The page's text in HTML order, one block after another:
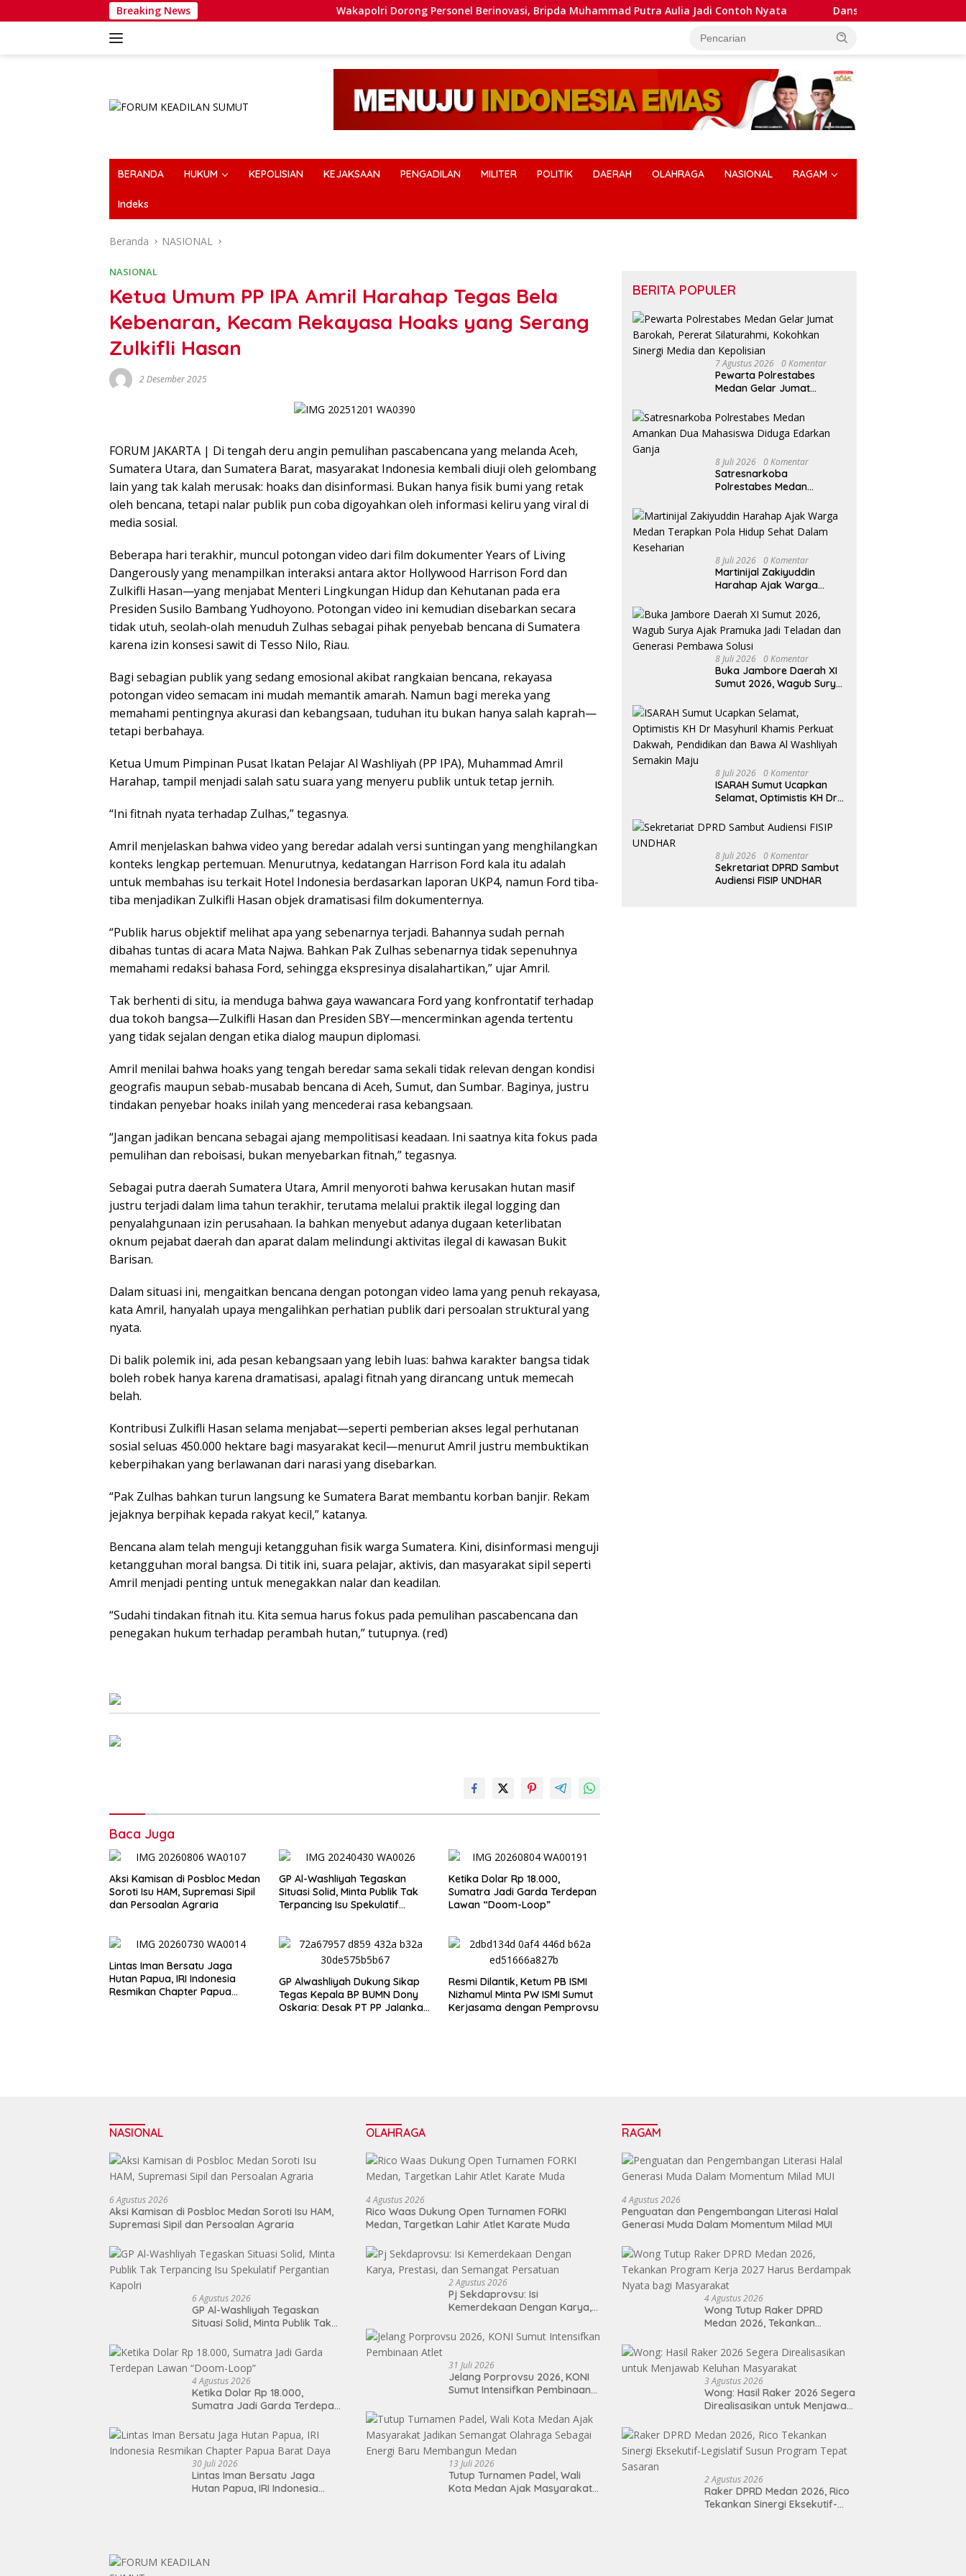
ke
Breaking News Wakapolri Dorong Personel Berinovasi, Bripda Muhammad Putra Aulia Jadi Contoh Nyata Dansatlat Brimob Korbrimob Buka
BERANDA HUKUM KEPOLISIAN KEJAKSAAN PENGADILAN MILITER POLITIK DAERAH OLAHRAGA NASIONAL RAGAM
Indeks
Beranda NASIONAL
NASIONAL
Ketua Umum PP IPA Amril Harahap Tegas Bela
Kebenaran, Kecam Rekayasa Hoaks yang Serang
Zulkifli Hasan
2 Desember 2025
FORUM JAKARTA | Di tengah deru angin pemulihan pascabencana yang melanda Aceh,
Sumatera Utara, dan Sumatera Barat, masyarakat Indonesia kembali diuji oleh gelombang
lain yang tak kalah merusak: hoaks dan disinformasi. Bukan hanya fisik bumi yang retak
oleh bencana, tetapi nalar publik pun coba digoyahkan oleh informasi keliru yang viral di
media sosial.
Beberapa hari terakhir, muncul potongan video dari film dokumenter Years of Living
Dangerously yang menampilkan interaksi antara aktor Hollywood Harrison Ford dan
Zulkifli Hasan—yang menjabat Menteri Lingkungan Hidup dan Kehutanan pada era
Presiden Susilo Bambang Yudhoyono. Potongan video ini kemudian disebarkan secara
tidak utuh, seolah-olah menuduh Zulhas sebagai pihak penyebab bencana di Sumatera
karena izin konsesi sawit di Tesso Nilo, Riau.
Bagi sebagian publik yang sedang emosional akibat rangkaian bencana, rekayasa
potongan video semacam ini mudah memantik amarah. Namun bagi mereka yang
memahami pentingnya akurasi dan kebangsaan, tuduhan itu bukan hanya salah kaprah—
tetapi berbahaya.
Ketua Umum Pimpinan Pusat Ikatan Pelajar Al Washliyah (PP IPA), Muhammad Amril
Harahap, tampil menjadi salah satu suara yang menyeru publik untuk tetap jernih.
“Ini fitnah nyata terhadap Zulhas,” tegasnya.
Amril menjelaskan bahwa video yang beredar adalah versi suntingan yang menghilangkan
konteks lengkap pertemuan. Menurutnya, kedatangan Harrison Ford kala itu adalah
untuk membahas isu terkait Hotel Indonesia berdasarkan laporan UKP4, namun Ford tiba-
tiba menjadikan Zulkifli Hasan objek dramatisasi film dokumenternya.
“Publik harus objektif melihat apa yang sebenarnya terjadi. Bahannya sudah pernah
dibahas tuntas di acara Mata Najwa. Bahkan Pak Zulhas sebenarnya tidak sepenuhnya
memahami redaksi bahasa Ford, sehingga ekspresinya disalahartikan,” ujar Amril.
Tak berhenti di situ, ia menduga bahwa gaya wawancara Ford yang konfrontatif terhadap
dua tokoh bangsa—Zulkifli Hasan dan Presiden SBY—mencerminkan agenda tertentu
yang tidak sejalan dengan etika dialog maupun diplomasi.
Amril menilai bahwa hoaks yang tengah beredar sama sekali tidak relevan dengan kondisi
geografis maupun sebab-musabab bencana di Aceh, Sumut, dan Sumbar. Baginya, justru
tindakan penyebar hoaks inilah yang mencederai rasa kebangsaan.
“Jangan jadikan bencana sebagai ajang mempolitisasi keadaan. Ini saatnya kita fokus pada
pemulihan dan reboisasi, bukan menyebarkan fitnah,” tegasnya.
Sebagai putra daerah Sumatera Utara, Amril menyoroti bahwa kerusakan hutan masif
justru terjadi dalam lima tahun terakhir, terutama melalui praktik ilegal logging dan
penyalahgunaan izin perusahaan. Ia bahkan menyebut adanya dugaan keterlibatan
oknum pejabat daerah dan aparat dalam melindungi aktivitas ilegal di kawasan Bukit
Barisan.
Dalam situasi ini, mengaitkan bencana dengan potongan video lama yang penuh rekayasa,
kata Amril, hanyalah upaya mengalihkan perhatian publik dari persoalan struktural yang
nyata.
Di balik polemik ini, ada pesan kebangsaan yang lebih luas: bahwa karakter bangsa tidak
boleh robek hanya karena dramatisasi, apalagi fitnah yang dirancang untuk memecah
belah.
Kontribusi Zulkifli Hasan selama menjabat—seperti pemberian akses legal perhutanan
sosial seluas 450.000 hektare bagi masyarakat kecil—menurut Amril justru membuktikan
keberpihakan yang berlawanan dari narasi yang disebarkan.
“Pak Zulhas bahkan turun langsung ke Sumatera Barat membantu korban banjir. Rekam
jejaknya berpihak kepada rakyat kecil,” katanya.
Bencana alam telah menguji ketangguhan fisik warga Sumatera. Kini, disinformasi menguji
ketangguhan moral bangsa. Di titik ini, suara pelajar, aktivis, dan masyarakat sipil seperti
Amril menjadi penting untuk menegakkan nalar dan keadilan.
“Sudahi tindakan fitnah itu. Kita semua harus fokus pada pemulihan pascabencana dan
penegakan hukum terhadap perambah hutan,” tutupnya. (red)
Baca Juga
Aksi Kamisan di Posbloc Medan
Soroti Isu HAM, Supremasi Sipil
dan Persoalan Agraria
GP Al-Washliyah Tegaskan
Situasi Solid, Minta Publik Tak
Terpancing Isu Spekulatif
Ketika Dolar Rp 18.000,
Sumatra Jadi Garda Terdepan
Lawan “Doom-Loop”
Lintas Iman Bersatu Jaga
Hutan Papua, IRI Indonesia
Resmikan Chapter Papua
GP Alwashliyah Dukung Sikap
Tegas Kepala BP BUMN Dony
Oskaria: Desak PT PP Jalankan
Resmi Dilantik, Ketum PB ISMI
Nizhamul Minta PW ISMI Sumut
Kerjasama dengan Pemprovsu
BERITA POPULER
7 Agustus 2026 0 Komentar
Pewarta Polrestabes
Medan Gelar Jumat
Silaturahmi, Kokohkan
Sinergi Media dan
Kepolisian
8 Juli 2026 0 Komentar
Satresnarkoba
Polrestabes Medan
Diduga Edarkan Ganja
8 Juli 2026 0 Komentar
Martinijal Zakiyuddin
Harahap Ajak Warga
Hidup Sehat Dalam
Keseharian
8 Juli 2026 0 Komentar
Buka Jambore Daerah XI
Sumut 2026, Wagub Surya
Teladan dan Generasi
Pembawa Solusi
8 Juli 2026 0 Komentar
ISARAH Sumut Ucapkan
Selamat, Optimistis KH Dr
Dakwah, Pendidikan dan
Semakin Maju
8 Juli 2026 0 Komentar
Sekretariat DPRD Sambut
Audiensi FISIP UNDHAR
NASIONAL
6 Agustus 2026
Aksi Kamisan di Posbloc Medan Soroti Isu HAM,
Supremasi Sipil dan Persoalan Agraria
6 Agustus 2026
GP Al-Washliyah Tegaskan
Situasi Solid, Minta Publik Tak
Pergantian Kapolri
4 Agustus 2026
Ketika Dolar Rp 18.000,
Sumatra Jadi Garda Terdepan
30 Juli 2026
Lintas Iman Bersatu Jaga
Hutan Papua, IRI Indonesia
OLAHRAGA
4 Agustus 2026
Rico Waas Dukung Open Turnamen FORKI
Medan, Targetkan Lahir Atlet Karate Muda
2 Agustus 2026
Pj Sekdaprovsu: Isi
Kemerdekaan Dengan Karya,
Persatuan
31 Juli 2026
Jelang Porprovsu 2026, KONI
Sumut Intensifkan Pembinaan
13 Juli 2026
Tutup Turnamen Padel, Wali
Kota Medan Ajak Masyarakat
RAGAM
4 Agustus 2026
Penguatan dan Pengembangan Literasi Halal
Generasi Muda Dalam Momentum Milad MUI
4 Agustus 2026
Wong Tutup Raker DPRD
Medan 2026, Tekankan
Berdampak Nyata bagi
Masyarakat
3 Agustus 2026
Wong: Hasil Raker 2026 Segera
Direalisasikan untuk Menjawab
2 Agustus 2026
Raker DPRD Medan 2026, Rico
Tekankan Sinergi Eksekutif-